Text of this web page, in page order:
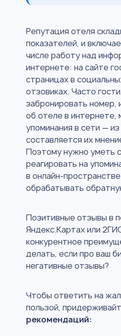
Репутация отеля
показателей, и
числе работу над
интернете: на сайте
страницах в
отзовиках. Часто
забронировать
об отеле в интернете,
упоминания в сети — из
составляется их
Поэтому нужно уметь
реагировать на
в онлайн-
обрабатывать
Позитивные отзывы в
Яндекс.Картах или
конкурентное
делать, если про ваш
негативные отзывы?
Чтобы ответить на
пользой,
рекомендаций: